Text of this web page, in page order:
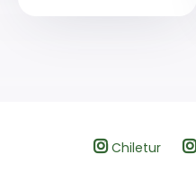
Chiletur